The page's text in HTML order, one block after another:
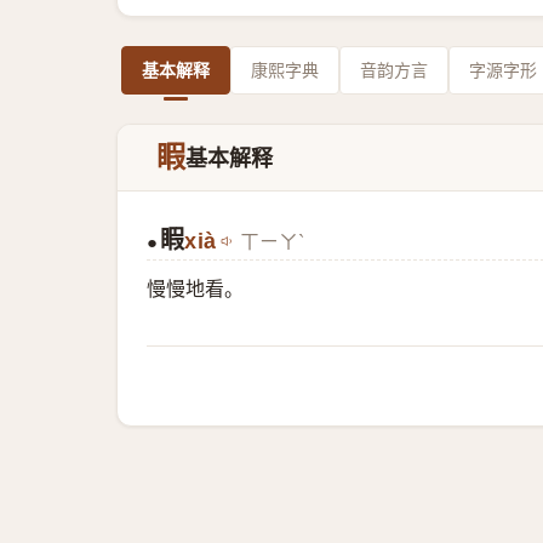
基本解释 康熙字典 音韵方言 字源字形
睱基本解释
● 睱xià ㄒㄧㄚˋ
慢慢地看。